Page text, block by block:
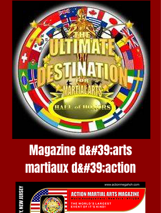
Magazine d&#39;arts
martiaux d&#39;action